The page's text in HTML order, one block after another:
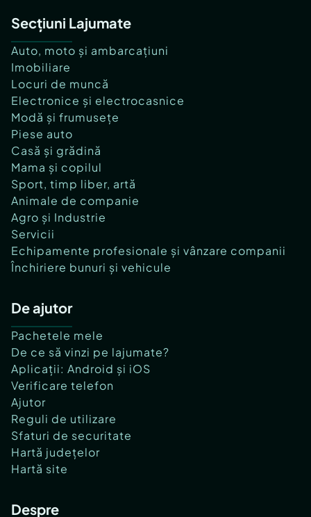
Secțiuni Lajumate
Auto, moto și ambarcațiuni
Imobiliare
Locuri de muncă
Electronice și electrocasnice
Modă și frumusețe
Piese auto
Casă și grădină
Mama și copilul
Sport, timp liber, artă
Animale de companie
Agro și Industrie
Servicii
Echipamente profesionale și vânzare companii
Închiriere bunuri și vehicule
De ajutor
Pachetele mele
De ce să vinzi pe lajumate?
Aplicații: Android și iOS
Verificare telefon
Ajutor
Reguli de utilizare
Sfaturi de securitate
Hartă județelor
Hartă site
Despre